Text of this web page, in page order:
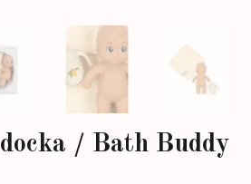
/ Bath Buddy